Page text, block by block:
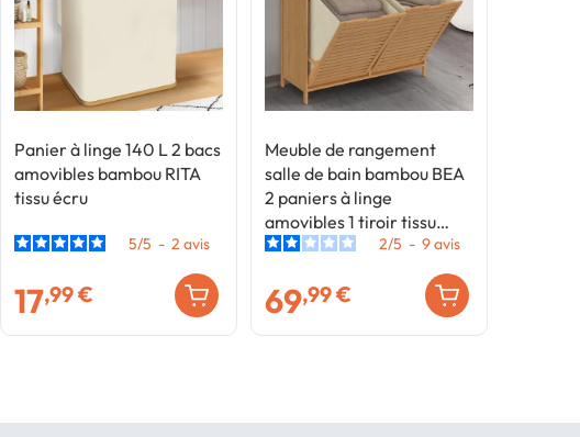
Panier à linge 140 L 2 bacs
amovibles bambou RITA
tissu écru
5/5 - 2 avis
17,99 €
Meuble de rangement
salle de bain bambou BEA
2 paniers à linge
amovibles 1 tiroir tissu
écru
2/5 - 9avis
69,99 €